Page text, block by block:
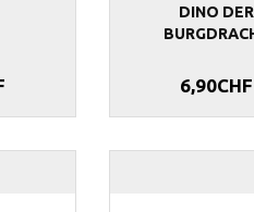
DINO DER
6,90CHF